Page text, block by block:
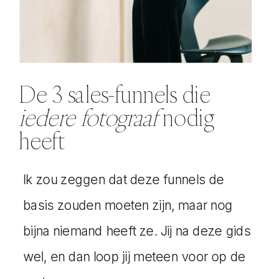
Ik zou zeggen dat deze funnels de
basis zouden moeten zijn, maar nog
bijna niemand heeft ze. Jij na deze gids
wel, en dan loop jij meteen voor op de
De 3 sales-funnels die
iedere fotograafnodig
heeft